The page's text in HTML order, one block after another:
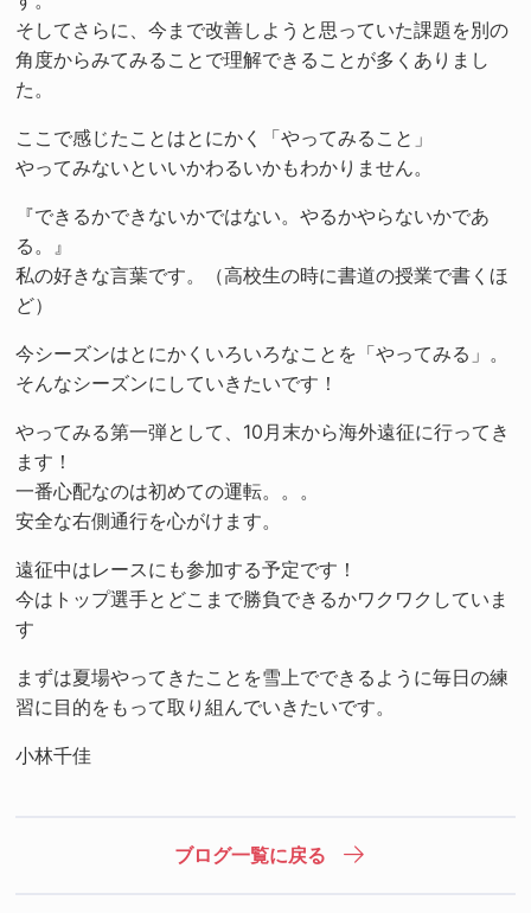
そしてさらに、今まで改善しようと思っていた課題を別の
角度からみてみることで理解できることが多くありまし
た。
ここで感じたことはとにかく「やってみること」
やってみないといいかわるいかもわかりません。
『できるかできないかではない。やるかやらないかであ
る。』
私の好きな言葉です。（高校生の時に書道の授業で書くほ
ど）
今シーズンはとにかくいろいろなことを「やってみる」。
そんなシーズンにしていきたいです！
やってみる第一弾として、10月末から海外遠征に行ってき
ます！
一番心配なのは初めての運転。。。
安全な右側通行を心がけます。
遠征中はレースにも参加する予定です！
今はトップ選手とどこまで勝負できるかワクワクしていま
す
まずは夏場やってきたことを雪上でできるように毎日の練
習に目的をもって取り組んでいきたいです。
小林千佳
ブログ一覧に戻る